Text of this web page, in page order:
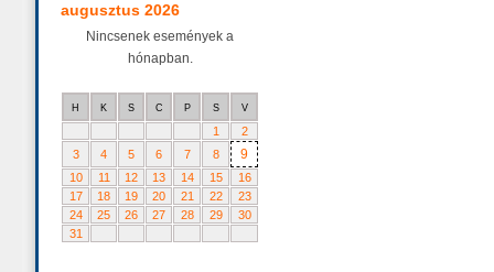
augusztus 2026
Nincsenek események a
hónapban.
H K S C P S V
1
2
3
4 5 6 7 8 9
10 11 12 13 14 15
16
17
18 19 20 21 22
23
24
25 26 27 28 29
30
31